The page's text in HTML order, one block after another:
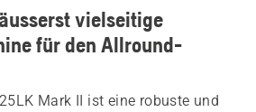
vielseitige
für den Allround-
Mark II ist eine robuste und